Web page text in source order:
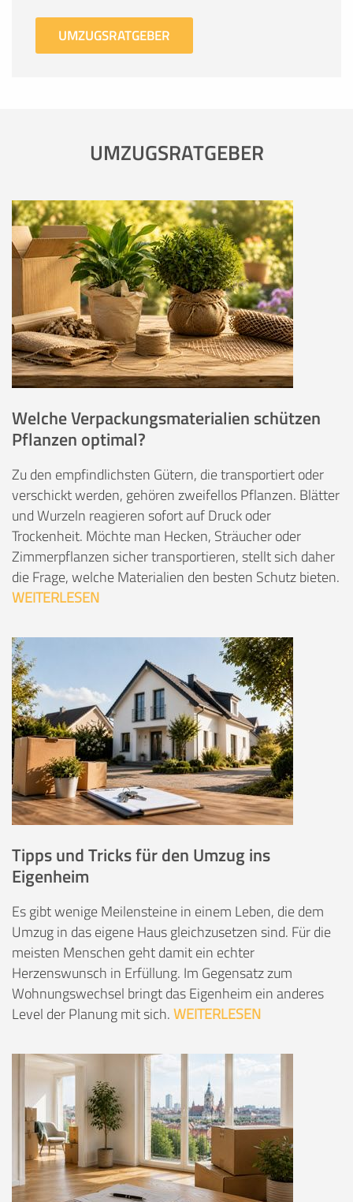
UMZUGSRATGEBER
UMZUGSRATGEBER
Welche Verpackungsmaterialien schützen
Pflanzen optimal?
Zu den empfindlichsten Gütern, die transportiert oder
verschickt werden, gehören zweifellos Pflanzen. Blätter
und Wurzeln reagieren sofort auf Druck oder
Trockenheit. Möchte man Hecken, Sträucher oder
Zimmerpflanzen sicher transportieren, stellt sich daher
die Frage, welche Materialien den besten Schutz bieten.
WEITERLESEN
Tipps und Tricks für den Umzug ins
Eigenheim
Es gibt wenige Meilensteine in einem Leben, die dem
Umzug in das eigene Haus gleichzusetzen sind. Für die
meisten Menschen geht damit ein echter
Herzenswunsch in Erfüllung. Im Gegensatz zum
Wohnungswechsel bringt das Eigenheim ein anderes
Level der Planung mit sich.WEITERLESEN